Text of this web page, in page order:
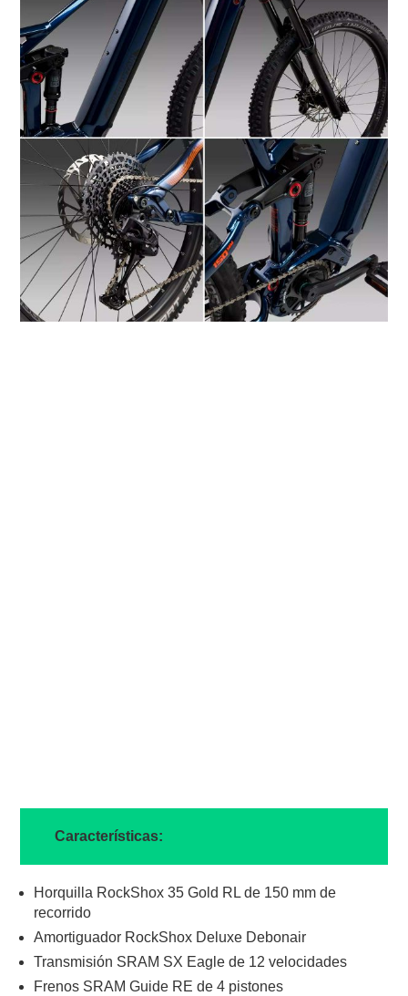
Características:
Horquilla RockShox 35 Gold RL de 150 mm de
recorrido
Amortiguador RockShox Deluxe Debonair
Transmisión SRAM SX Eagle de 12 velocidades
Frenos SRAM Guide RE de 4 pistones